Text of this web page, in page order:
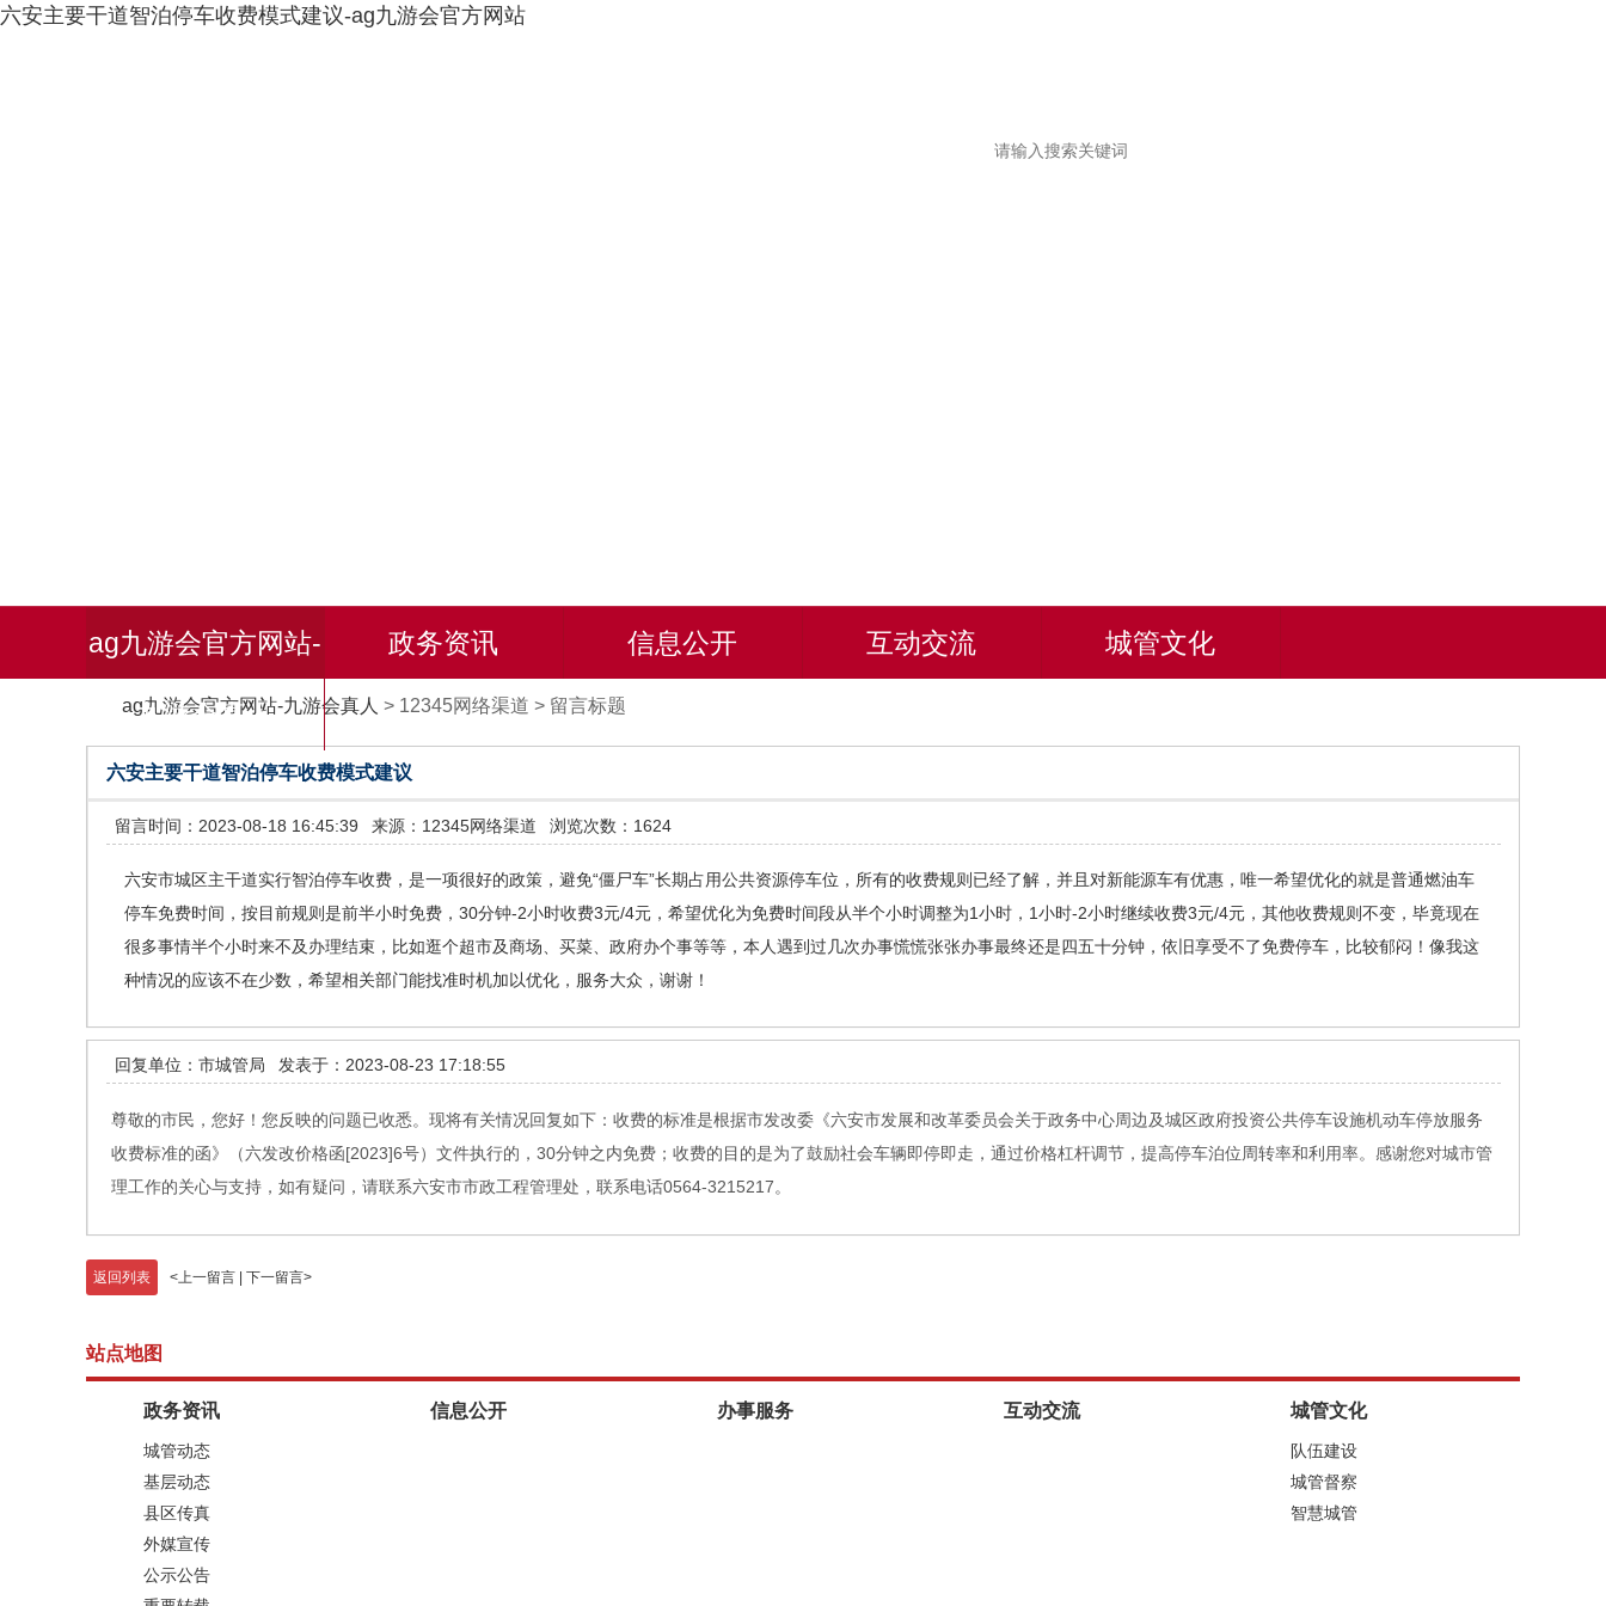
六安主要干道智泊停车收费模式建议-ag九游会官方网站
ag九游会官方网站-
九游会真人
政务资讯 信息公开 互动交流 城管文化
ag九游会官方网站-九游会真人 > 12345网络渠道 > 留言标题
六安主要干道智泊停车收费模式建议
留言时间：2023-08-18 16:45:39 来源：12345网络渠道 浏览次数：1624
六安市城区主干道实行智泊停车收费，是一项很好的政策，避免“僵尸车”长期占用公共资源停车位，所有的收费规则已经了解，并且对新能源车有优惠，唯一希望优化的就是普通燃油车
停车免费时间，按目前规则是前半小时免费，30分钟-2小时收费3元/4元，希望优化为免费时间段从半个小时调整为1小时，1小时-2小时继续收费3元/4元，其他收费规则不变，毕竟现在
很多事情半个小时来不及办理结束，比如逛个超市及商场、买菜、政府办个事等等，本人遇到过几次办事慌慌张张办事最终还是四五十分钟，依旧享受不了免费停车，比较郁闷！像我这
种情况的应该不在少数，希望相关部门能找准时机加以优化，服务大众，谢谢！
回复单位：市城管局 发表于：2023-08-23 17:18:55
尊敬的市民，您好！您反映的问题已收悉。现将有关情况回复如下：收费的标准是根据市发改委《六安市发展和改革委员会关于政务中心周边及城区政府投资公共停车设施机动车停放服务
收费标准的函》（六发改价格函[2023]6号）文件执行的，30分钟之内免费；收费的目的是为了鼓励社会车辆即停即走，通过价格杠杆调节，提高停车泊位周转率和利用率。感谢您对城市管
理工作的关心与支持，如有疑问，请联系六安市市政工程管理处，联系电话0564-3215217。
返回列表 <上一留言 下一留言>
站点地图
政务资讯
城管动态
基层动态
县区传真
外媒宣传
公示公告
信息公开 办事服务 互动交流 城管文化
队伍建设
城管督察
智慧城管